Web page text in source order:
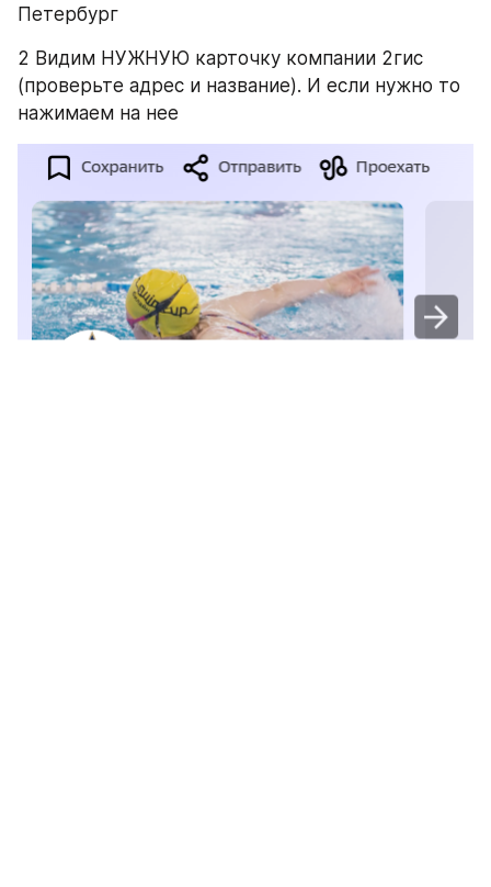
Петербург
2 Видим НУЖНУЮ карточку компании 2гис
(проверьте адрес и название). И если нужно то
нажимаем на нее